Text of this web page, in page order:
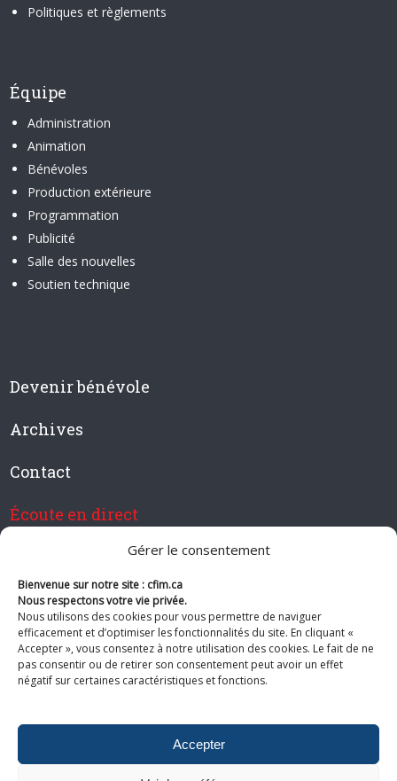
Gérer le consentement
Bienvenue sur notre site : cfim.ca
Nous respectons votre vie privée.
Nous utilisons des cookies pour vous permettre de naviguer
efficacement et d’optimiser les fonctionnalités du site. En cliquant «
Accepter », vous consentez à notre utilisation des cookies. Le fait de ne
pas consentir ou de retirer son consentement peut avoir un effet
négatif sur certaines caractéristiques et fonctions.
Accepter
Politiques et règlements
Équipe
Administration
Animation
Bénévoles
Production extérieure
Programmation
Publicité
Salle des nouvelles
Soutien technique
Devenir bénévole
Archives
Contact
Écoute en direct
Devenir membre de CFIM
Suivez-nous